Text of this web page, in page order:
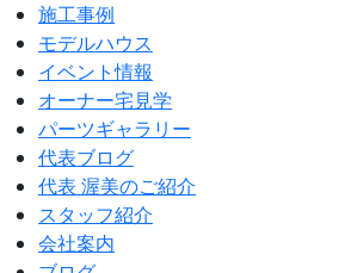
施工事例
モデルハウス
イベント情報
オーナー宅見学
パーツギャラリー
代表ブログ
代表 渥美のご紹介
スタッフ紹介
会社案内